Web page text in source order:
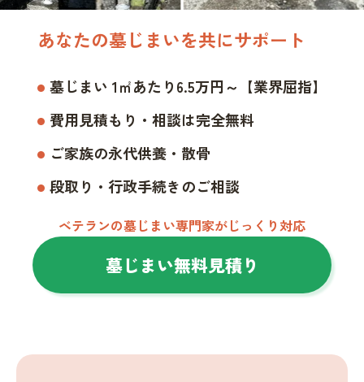
あなたの墓じまいを共にサポート
墓じまい 1㎡あたり6.5万円～【業界屈指】
費用見積もり・相談は完全無料
ご家族の永代供養・散骨
段取り・行政手続きのご相談
ベテランの墓じまい専門家がじっくり対応
墓じまい無料見積り